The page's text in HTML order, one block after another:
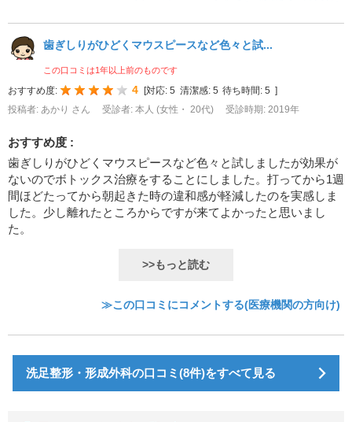
歯ぎしりがひどくマウスピースなど色々と試...
この口コミは1年以上前のものです
おすすめ度: 4 対応: 5 清潔感: 5 待ち時間: 5
投稿者: あかり さん
受診者: 本人 (女性・ 20代) 受診時期: 2019年
おすすめ度 :
歯ぎしりがひどくマウスピースなど色々と試しましたが効果が
ないのでボトックス治療をすることにしました。打ってから1週
間ほどたってから朝起きた時の違和感が軽減したのを実感しま
した。少し離れたところからですが来てよかったと思いまし
た。
>>もっと読む
≫この口コミにコメントする(医療機関の方向け)
洗足整形・形成外科の口コミ(8件)をすべて見る